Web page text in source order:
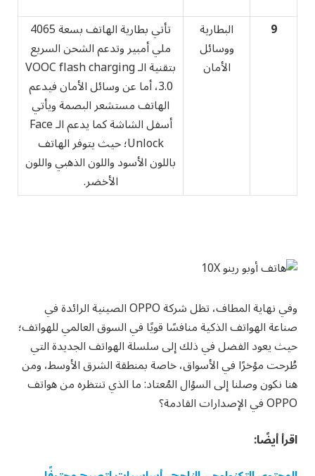
9
البطارية
ووسائل
الأمان
تأتي بطارية الهاتف بسعة 4065
ملي أمبير وتدعم الشحن السريع
بتقنية الـ VOOC flash charging
3.0، أما عن وسائل الأمان فيدعم
الهاتف مستشعر البصمة ويأتي
أسفل الشاشة كما يدعم الـ Face
Unlock؛ حيث يتوفر الهاتف
باللون الأسود واللون الذهبي واللون
الأخضر.
وفي نهاية المطاف، تظل شركة OPPO الصينية الرائدة في
صناعة الهواتف الذكية منافسًا قويًا في السوق العالمي للهواتف؛
حيث يعود الفضل في ذلك إلى سلسلة الهواتف الجديدة التي
طُرحت مؤخرًا في الأسواق، خاصة بمنطقة الشرق الأوسط، ومن
هنا نكون وصلنا إلى السؤال المُعتاد: ما الذي تنتظره من هواتف
OPPO في الإصدارات القادمة؟
اقرأ أيضًا: